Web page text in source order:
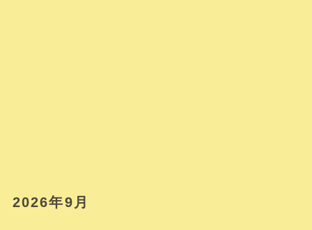
2026年9月